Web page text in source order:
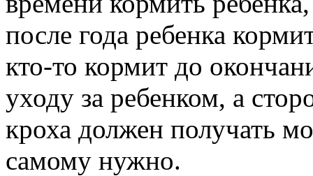
после года ребенка
кто-то кормит до
уходу за ребенком, а
кроха должен получать
самому нужно.